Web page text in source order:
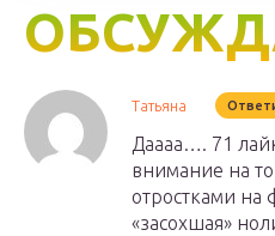
Татьяна
Даааа…. 71
внимание на
отростками на
«засохшая»